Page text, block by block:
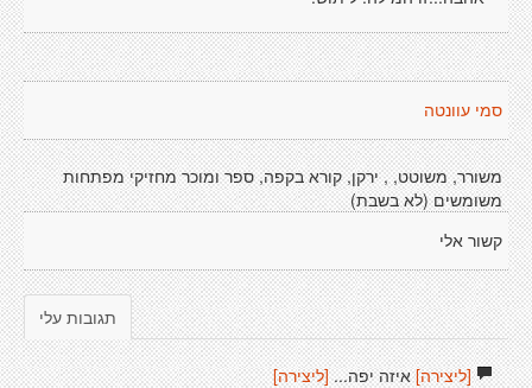
סמי עוונטה
משורר, משוטט, , ירקן, קורא בקפה, ספר ומוכר מחזיקי מפתחות
משומשים (לא בשבת)
קשור אלי
תגובות עלי
[ליצירה]איזה יפה... [ליצירה]